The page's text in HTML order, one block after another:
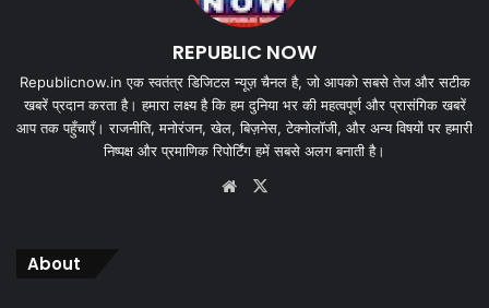
REPUBLIC NOW
Republicnow.in एक स्वतंत्र डिजिटल न्यूज़ चैनल है, जो आपको सबसे तेज और सटीक
खबरें प्रदान करता है। हमारा लक्ष्य है कि हम दुनिया भर की महत्वपूर्ण और प्रासंगिक खबरें
आप तक पहुँचाएँ। राजनीति, मनोरंजन, खेल, बिज़नेस, टेक्नोलॉजी, और अन्य विषयों पर हमारी
निष्पक्ष और प्रमाणिक रिपोर्टिंग हमें सबसे अलग बनाती है।
Website
About